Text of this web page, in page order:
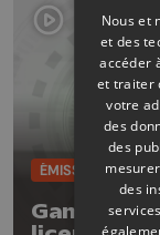
ÉMISSIONS
Game In
Nous et
et des
accéder
et traiter
votre
des
des
des